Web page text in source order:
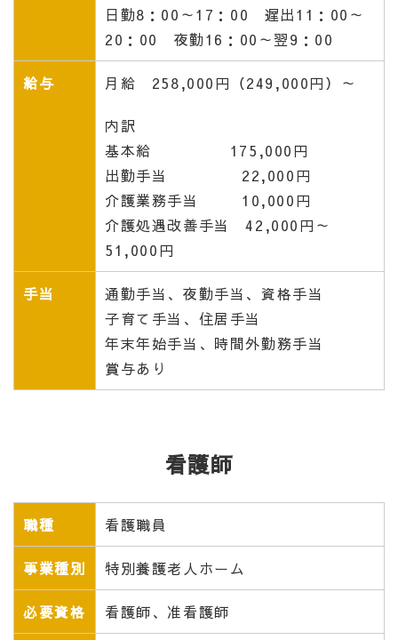
日勤8：00～17：00 遅出11：00～
20：00 夜勤16：00～翌9：00
給与 月給 258,000円（249,000円）～
内訳
基本給 175,000円
出勤手当 22,000円
介護業務手当 10,000円
介護処遇改善手当 42,000円～
51,000円
手当
通勤手当、夜勤手当、資格手当
子育て手当、住居手当
年末年始手当、時間外勤務手当
賞与あり
看護師
職種 看護職員
事業種別 特別養護老人ホーム
必要資格 看護師、准看護師